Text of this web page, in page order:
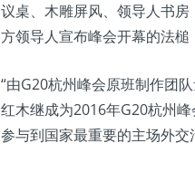
议桌、木雕屏风、领导人书
方领导人宣布峰会开幕的法槌
“由G20杭州峰会原班制作团
红木继成为2016年G20杭州
参与到国家最重要的主场外交